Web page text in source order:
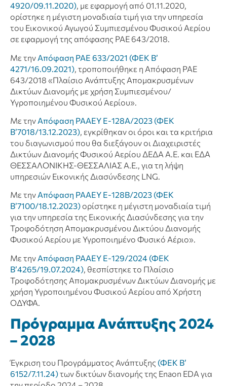
4920/09.11.2020), με εφαρμογή από 01.11.2020,
ορίστηκε η μέγιστη μοναδιαία τιμή για την υπηρεσία
του Εικονικού Αγωγού Συμπιεσμένου Φυσικού Αερίου
σε εφαρμογή της απόφασης ΡΑΕ 643/2018.
Με την Απόφαση ΡΑΕ 633/2021 (ΦΕΚ Β’
4271/16.09.2021) , τροποποιήθηκε η Απόφαση ΡΑΕ
643/2018 «Πλαίσιο Ανάπτυξης Απομακρυσμένων
Δικτύων Διανομής με χρήση Συμπιεσμένου/
Υγροποιημένου Φυσικού Αερίου».
Με την Απόφαση ΡΑΑΕΥ Ε-128Α/2023 (ΦΕΚ
Β’7018/13.12.2023), εγκρίθηκαν οι όροι και τα κριτήρια
του διαγωνισμού που θα διεξάγουν οι Διαχειριστές
Δικτύων Διανομής Φυσικού Αερίου ΔΕΔΑ Α.Ε. και ΕΔΑ
ΘΕΣΣΑΛΟΝΙΚΗΣ-ΘΕΣΣΑΛΙΑΣ Α.Ε., για τη λήψη
υπηρεσιών Εικονικής Διασύνδεσης LNG.
Με την Απόφαση ΡΑΑΕΥ Ε-128Β/2023 (ΦΕΚ
Β’7100/18.12.2023) ορίστηκε η μέγιστη μοναδιαία τιμή
για την υπηρεσία της Εικονικής Διασύνδεσης για την
Τροφοδότηση Απομακρυσμένου Δικτύου Διανομής
Φυσικού Αερίου με Υγροποιημένο Φυσικό Αέριο».
Με την Απόφαση ΡΑΑΕΥ Ε-129/2024 (ΦΕΚ
Β’4265/19.07.2024), θεσπίστηκε το Πλαίσιο
Τροφοδότησης Απομακρυσμένων Δικτύων Διανομής με
χρήση Υγροποιημένου Φυσικού Αερίου από Χρήστη
ΟΔΥΦΑ.
Πρόγραμμα Ανάπτυξης 2024
– 2028
Έγκριση του Προγράμματος Ανάπτυξης (ΦΕΚ Β’
6152/7.11.24)των δικτύων διανομής της Enaon EDA για